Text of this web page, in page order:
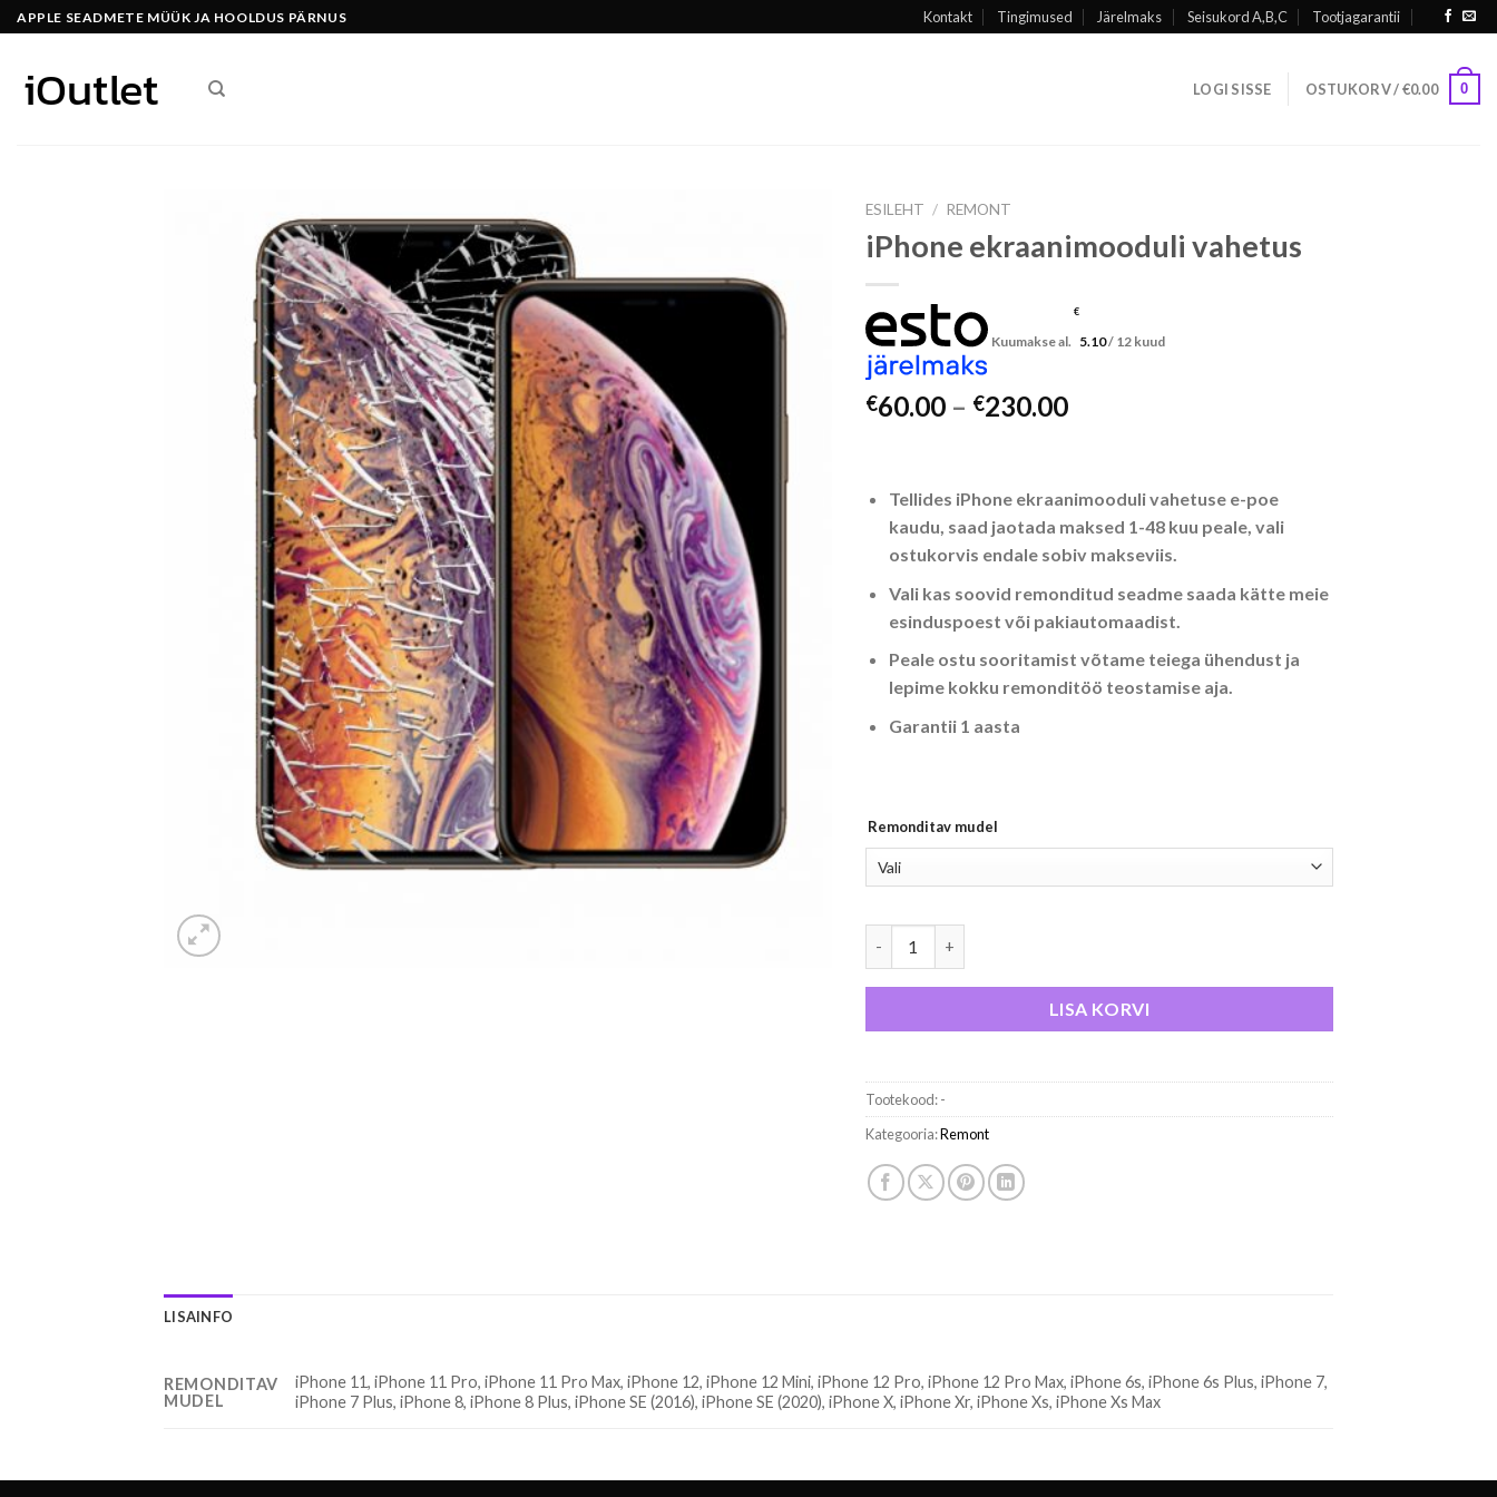
Skip
to
APPLE SEADMETE MÜÜK JA HOOLDUS PÄRNUS Kontakt Tingimused Järelmaks Seisukord A,B,C Tootjagarantii
LOGI SISSE OSTUKORV /€0.00 0
Lisa
soovide
hulka
ESILEHT / REMONT
iPhone ekraanimooduli vahetus
Kuumakse al.
€
5.10/ 12 kuud
€60.00 – €230.00Hinnavahemik:
€230.00
Tellides iPhone ekraanimooduli vahetuse e-poe
kaudu, saad jaotada maksed 1-48 kuu peale, vali
ostukorvis endale sobiv makseviis.
Vali kas soovid remonditud seadme saada kätte meie
esinduspoest või pakiautomaadist.
Peale ostu sooritamist võtame teiega ühendust ja
lepime kokku remonditöö teostamise aja.
Garantii 1 aasta
Remonditav mudel
LISA KORVI
Tootekood:-
Kategooria:Remont
LISAINFO
REMONDITAV
MUDEL
iPhone 11, iPhone 11 Pro, iPhone 11 Pro Max, iPhone 12, iPhone 12 Mini, iPhone 12 Pro, iPhone 12 Pro Max, iPhone 6s, iPhone 6s Plus, iPhone 7,
iPhone 7 Plus, iPhone 8, iPhone 8 Plus, iPhone SE (2016), iPhone SE (2020), iPhone X, iPhone Xr, iPhone Xs, iPhone Xs Max